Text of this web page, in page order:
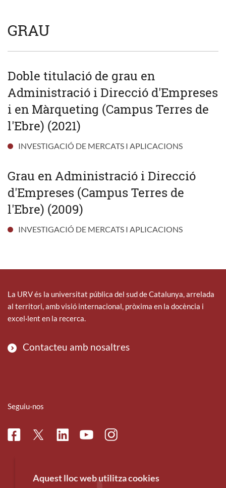
GRAU
Doble titulació de grau en
Administració i Direcció d'Empreses
i en Màrqueting (Campus Terres de
l'Ebre) (2021)
INVESTIGACIÓ DE MERCATS I APLICACIONS
Grau en Administració i Direcció
d'Empreses (Campus Terres de
l'Ebre) (2009)
INVESTIGACIÓ DE MERCATS I APLICACIONS
La URV és la universitat pública del sud de Catalunya, arrelada
al territori, amb visió internacional, pròxima en la docència i
excel·lent en la recerca.
Contacteu amb nosaltres
Seguiu-nos
FacebookTwitterLinkedinYoutubeInstagram
Aquest lloc web utilitza cookies